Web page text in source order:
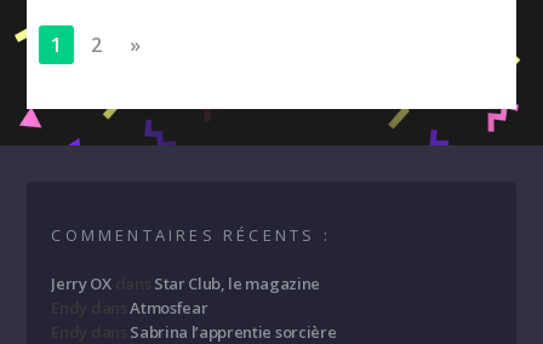
1 2 »
COMMENTAIRES RÉCENTS :
Jerry OXdans Star Club, le magazine
dansAtmosfear
Sabrina l’apprentie sorcière